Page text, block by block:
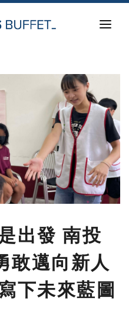
出發 南投
敢邁向新人
下未來藍圖